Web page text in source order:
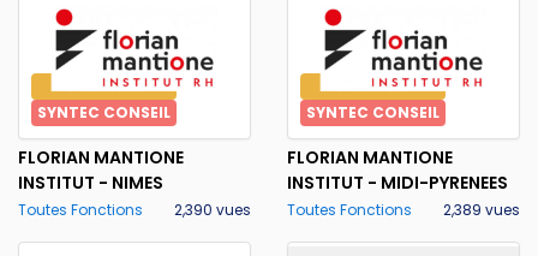
PREMIUM
SYNTEC CONSEIL
FLORIAN MANTIONE
INSTITUT - NIMES
Toutes Fonctions 2,390 vues
PREMIUM
SYNTEC CONSEIL
FLORIAN MANTIONE
INSTITUT - MIDI-PYRENEES
Toutes Fonctions 2,389 vues